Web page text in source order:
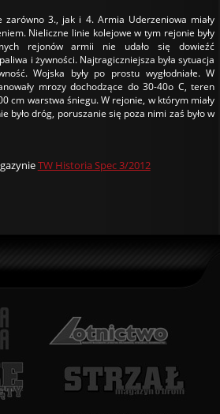
zarówno 3., jak i 4. Armia Uderzeniowa miały
Nieliczne linie kolejowe w tym rejonie były
rejonów armii nie udało się dowieźć
i żywności. Najtragiczniejsza była sytuacja
Wojska były po prostu wygłodniałe. W
mrozy dochodzące do 30-40o C, teren
cm warstwa śniegu. W rejonie, w którym miały
było dróg, poruszanie się poza nimi zaś było w
TW Historia Spec 3/2012